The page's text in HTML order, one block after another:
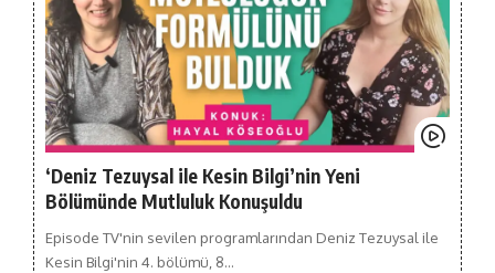
‘Deniz Tezuysal ile Kesin Bilgi’nin Yeni
Bölümünde Mutluluk Konuşuldu
Episode TV'nin sevilen programlarından Deniz Tezuysal ile
Kesin Bilgi'nin 4. bölümü, 8…